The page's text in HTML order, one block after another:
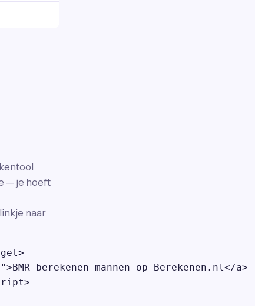
— je hoeft
naar
berekenen mannen op Berekenen.nl</a>